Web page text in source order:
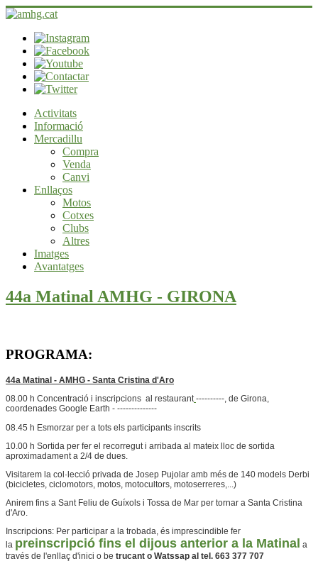
Activitats
Informació
Mercadillu
Compra
Venda
Canvi
Enllaços
Motos
Cotxes
Clubs
Altres
Imatges
Avantatges
44a Matinal AMHG - GIRONA
PROGRAMA:
44a Matinal - AMHG - Santa Cristina d'Aro
08.00 h Concentració i inscripcions al restaurant ----------, de Girona,
coordenades Google Earth - --------------
08.45 h Esmorzar per a tots els participants inscrits
10.00 h Sortida per fer el recorregut i arribada al mateix lloc de sortida
aproximadament a 2/4 de dues.
Visitarem la col·lecció privada de Josep Pujolar amb més de 140 models Derbi
(bicicletes, ciclomotors, motos, motocultors, motoserreres,...)
Anirem fins a Sant Feliu de Guíxols i Tossa de Mar per tornar a Santa Cristina
d'Aro.
Inscripcions: Per participar a la trobada, és imprescindible fer
la preinscripció fins el dijous anterior a la Matinal a
través de l'enllaç d'inici o be trucant o Watssap al tel. 663 377 707